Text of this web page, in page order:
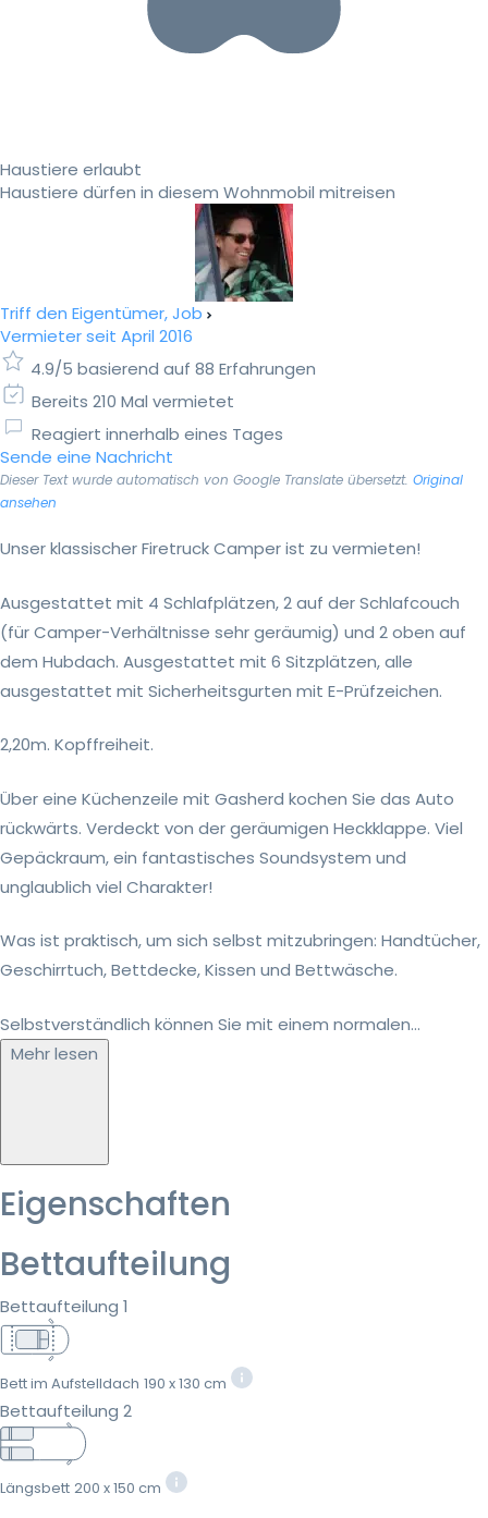
Haustiere erlaubt
Haustiere dürfen in diesem Wohnmobil mitreisen
Triff den Eigentümer, Job
Vermieter seit April 2016
4.9/5 basierend auf 88 Erfahrungen
Bereits 210 Mal vermietet
Reagiert innerhalb eines Tages
Sende eine Nachricht
Dieser Text wurde automatisch von Google Translate übersetzt. Original
ansehen
Unser klassischer Firetruck Camper ist zu vermieten!
Ausgestattet mit 4 Schlafplätzen, 2 auf der Schlafcouch
(für Camper-Verhältnisse sehr geräumig) und 2 oben auf
dem Hubdach. Ausgestattet mit 6 Sitzplätzen, alle
ausgestattet mit Sicherheitsgurten mit E-Prüfzeichen.
2,20m. Kopffreiheit.
Über eine Küchenzeile mit Gasherd kochen Sie das Auto
rückwärts. Verdeckt von der geräumigen Heckklappe. Viel
Gepäckraum, ein fantastisches Soundsystem und
unglaublich viel Charakter!
Was ist praktisch, um sich selbst mitzubringen: Handtücher,
Geschirrtuch, Bettdecke, Kissen und Bettwäsche.
Selbstverständlich können Sie mit einem normalen...
Mehr lesen
Eigenschaften
Bettaufteilung
Bettaufteilung 1
Bett im Aufstelldach 190 x 130 cm
Bettaufteilung 2
Längsbett 200 x 150 cm